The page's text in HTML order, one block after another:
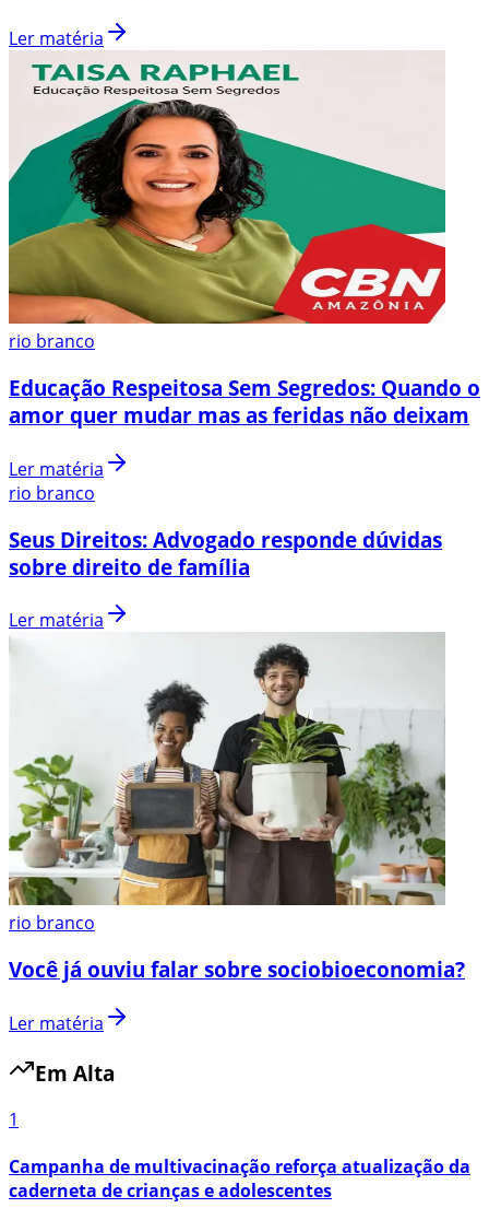
Ler matéria
rio branco
Educação Respeitosa Sem Segredos: Quando o
amor quer mudar mas as feridas não deixam
Ler matéria
rio branco
Seus Direitos: Advogado responde dúvidas
sobre direito de família
Ler matéria
rio branco
Você já ouviu falar sobre sociobioeconomia?
Ler matéria
Em Alta
1
Campanha de multivacinação reforça atualização da
caderneta de crianças e adolescentes